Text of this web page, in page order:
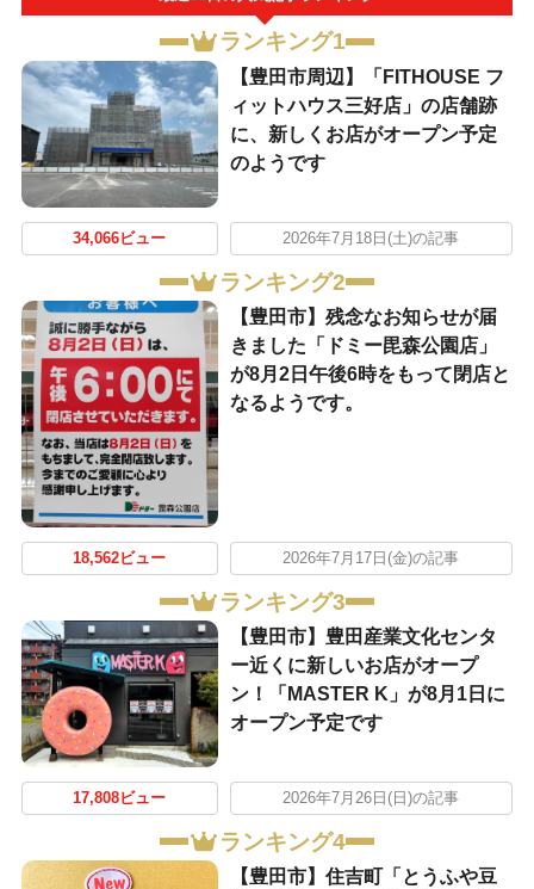
ランキング1
【豊田市周辺】「FITHOUSE フ
ィットハウス三好店」の店舗跡
に、新しくお店がオープン予定
のようです
34,066ビュー 2026年7月18日(土)の記事
ランキング2
【豊田市】残念なお知らせが届
きました「ドミー毘森公園店」
が8月2日午後6時をもって閉店と
なるようです。
18,562ビュー 2026年7月17日(金)の記事
ランキング3
【豊田市】豊田産業文化センタ
ー近くに新しいお店がオープ
ン！「MASTER K」が8月1日に
オープン予定です
17,808ビュー 2026年7月26日(日)の記事
ランキング4
【豊田市】住吉町「とうふや豆